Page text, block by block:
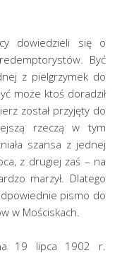
dowiedzieli się o
Być
z pielgrzymek do
może ktoś doradził
został przyjęty do
rzeczą w tym
szansa z jednej
z drugiej zaś – na
marzył. Dlatego
pismo do
w Mościskach.
19 lipca 1902 r.